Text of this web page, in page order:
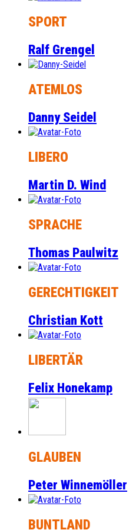
SPORT
Ralf Grengel
ATEMLOS
Danny Seidel
LIBERO
Martin D. Wind
SPRACHE
Thomas Paulwitz
GERECHTIGKEIT
Christian Kott
LIBERTÄR
Felix Honekamp
GLAUBEN
Peter Winnemöller
BUNTLAND